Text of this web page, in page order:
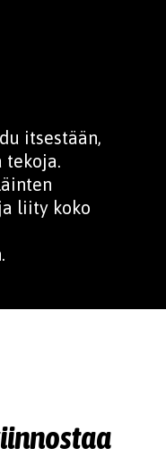
itsestään,
tekoja.
liity koko